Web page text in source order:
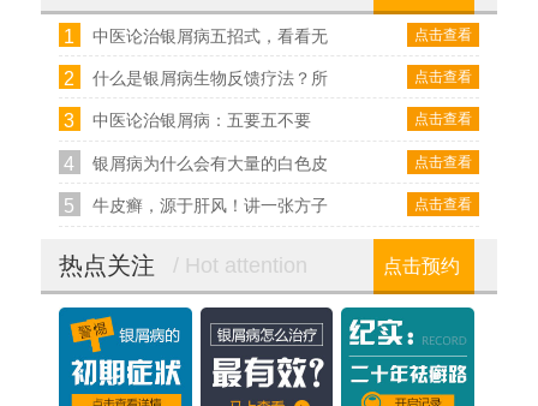
1 点击查看
中医论治银屑病五招式，看看无
2 点击查看
什么是银屑病生物反馈疗法？所
3 点击查看
中医论治银屑病：五要五不要
4 点击查看
银屑病为什么会有大量的白色皮
5 点击查看
牛皮癣，源于肝风！讲一张方子
热点关注 / Hot attention 点击预约